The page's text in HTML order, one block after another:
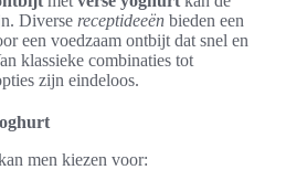
Diverse receptideeën bieden een
een voedzaam ontbijt dat snel en
klassieke combinaties tot
zijn eindeloos.
men kiezen voor: